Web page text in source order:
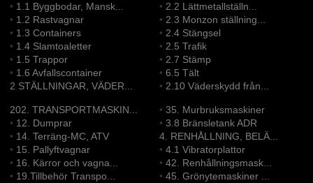
• 1.1 Byggbodar, Mansk...
• 1.2 Rastvagnar
• 1.3 Containers
• 1.4 Slamtoaletter
• 1.5 Trappor
• 1.6 Avfallscontainer
2 STÄLLNINGAR, VÄDER...
• 2.2 Lättmetallställn...
• 2.3 Monzon ställning...
• 2.4 Stängsel
• 2.5 Trafik
• 2.7 Stämp
•6.5 Tält
• 2.10 Väderskydd från...
202. TRANSPORTMASKIN...
• 12. Dumprar
• 14. Terräng-MC, ATV
• 15. Pallyftvagnar
• 16. Kärror och vagna...
• 19.Tillbehör Transpo...
•35. Murbruksmaskiner
•3.8 Bränsletank ADR
4. RENHÅLLNING, BELÄ...
•4.1 Vibratorplattor
•42. Renhållningsmask...
•45. Grönytemaskiner ...